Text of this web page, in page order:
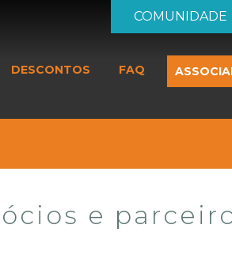
COMUNIDADE
DESCONTOS FAQ
e